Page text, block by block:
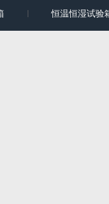
恒温恒湿试验